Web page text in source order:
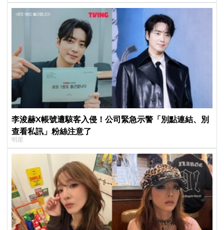
李浚赫X帳號遭駭客入侵！公司緊急示警「別點連結、別
查看私訊」粉絲注意了
明星